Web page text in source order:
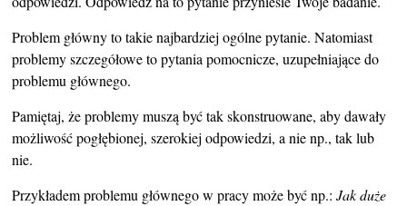
Problem główny to takie najbardziej ogólne pytanie. Natomiast
problemy szczegółowe to pytania pomocnicze, uzupełniające do
problemu głównego.
Pamiętaj, że problemy muszą być tak skonstruowane, aby dawały
możliwość pogłębionej, szerokiej odpowiedzi, a nie np., tak lub
nie.
Przykładem problemu głównego w pracy może być np.:Jak duże